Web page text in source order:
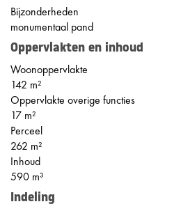
Bijzonderheden
monumentaal pand
Oppervlakten en inhoud
Woonoppervlakte
142 m²
Oppervlakte overige functies
17 m²
Perceel
262 m²
Inhoud
590 m³
Indeling